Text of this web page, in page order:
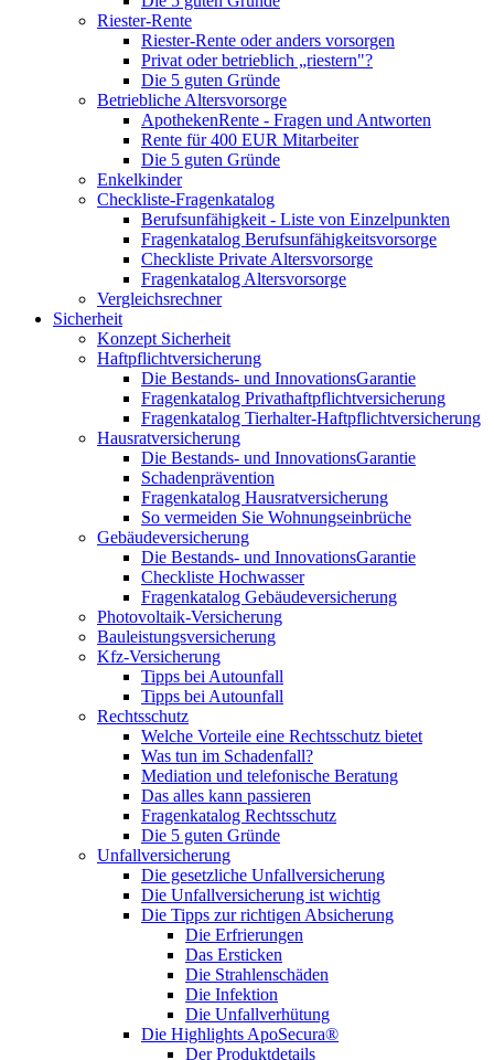
Riester-Rente
Riester-Rente oder anders vorsorgen
Privat oder betrieblich „riestern"?
Die 5 guten Gründe
Betriebliche Altersvorsorge
ApothekenRente - Fragen und Antworten
Rente für 400 EUR Mitarbeiter
Die 5 guten Gründe
Enkelkinder
Checkliste-Fragenkatalog
Berufsunfähigkeit - Liste von Einzelpunkten
Fragenkatalog Berufsunfähigkeitsvorsorge
Checkliste Private Altersvorsorge
Fragenkatalog Altersvorsorge
Vergleichsrechner
Sicherheit
Konzept Sicherheit
Haftpflichtversicherung
Die Bestands- und InnovationsGarantie
Fragenkatalog Privathaftpflichtversicherung
Fragenkatalog Tierhalter-Haftpflichtversicherung
Hausratversicherung
Die Bestands- und InnovationsGarantie
Schadenprävention
Fragenkatalog Hausratversicherung
So vermeiden Sie Wohnungseinbrüche
Gebäudeversicherung
Die Bestands- und InnovationsGarantie
Checkliste Hochwasser
Fragenkatalog Gebäudeversicherung
Photovoltaik-Versicherung
Bauleistungsversicherung
Kfz-Versicherung
Tipps bei Autounfall
Tipps bei Autounfall
Rechtsschutz
Welche Vorteile eine Rechtsschutz bietet
Was tun im Schadenfall?
Mediation und telefonische Beratung
Das alles kann passieren
Fragenkatalog Rechtsschutz
Die 5 guten Gründe
Unfallversicherung
Die gesetzliche Unfallversicherung
Die Unfallversicherung ist wichtig
Die Tipps zur richtigen Absicherung
Die Erfrierungen
Das Ersticken
Die Strahlenschäden
Die Infektion
Die Unfallverhütung
Die Highlights ApoSecura®
Der Produktdetails